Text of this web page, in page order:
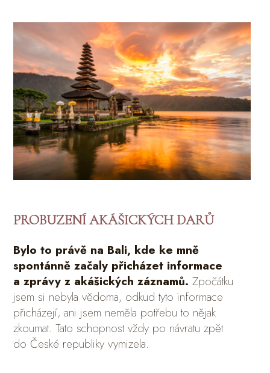
PROBUZENÍ AKÁŠICKÝCH DARŮ
Bylo to právě na Bali, kde ke mně
spontánně začaly přicházet informace
a zprávy z akášických záznamů. Zpočátku
jsem si nebyla vědoma, odkud tyto informace
přicházejí, ani jsem neměla potřebu to nějak
zkoumat. Tato schopnost vždy po návratu zpět
do České republiky vymizela.